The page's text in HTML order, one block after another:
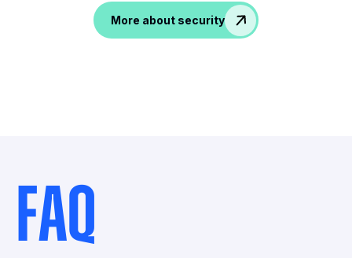
More about security
FAQ